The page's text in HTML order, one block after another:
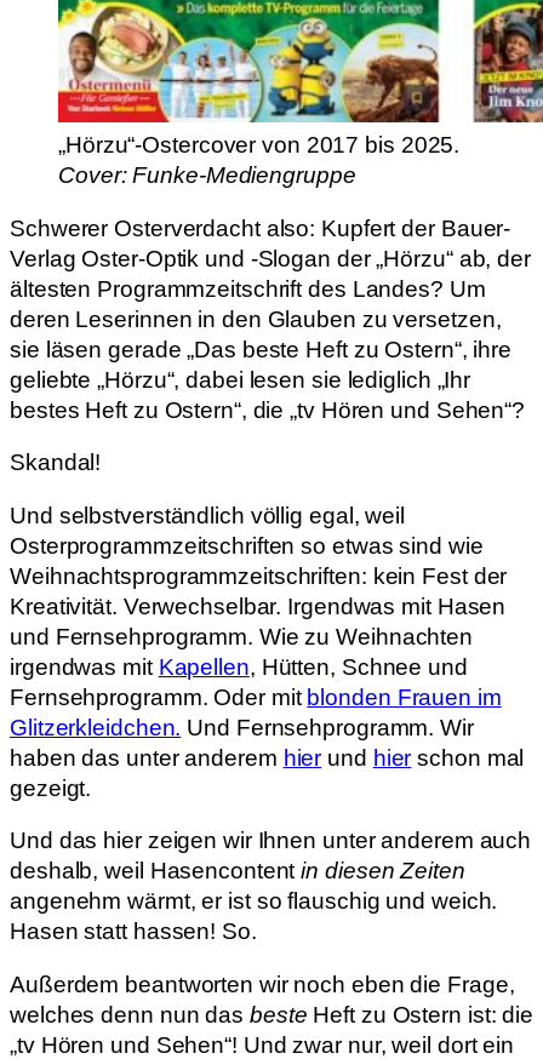
„Hörzu“-Ostercover von 2017 bis 2025.
Cover: Funke-Mediengruppe
Schwerer Osterverdacht also: Kupfert der Bauer-
Verlag Oster-Optik und -Slogan der „Hörzu“ ab, der
ältesten Programmzeitschrift des Landes? Um
deren Leserinnen in den Glauben zu versetzen,
sie läsen gerade „Das beste Heft zu Ostern“, ihre
geliebte „Hörzu“, dabei lesen sie lediglich „Ihr
bestes Heft zu Ostern“, die „tv Hören und Sehen“?
Skandal!
Und selbstverständlich völlig egal, weil
Osterprogrammzeitschriften so etwas sind wie
Weihnachtsprogrammzeitschriften: kein Fest der
Kreativität. Verwechselbar. Irgendwas mit Hasen
und Fernsehprogramm. Wie zu Weihnachten
irgendwas mit Kapellen, Hütten, Schnee und
Fernsehprogramm. Oder mit blonden Frauen im
Glitzerkleidchen. Und Fernsehprogramm. Wir
haben das unter anderem hier und hier schon mal
gezeigt.
Und das hier zeigen wir Ihnen unter anderem auch
deshalb, weil Hasencontentin diesen Zeiten
angenehm wärmt, er ist so flauschig und weich.
Hasen statt hassen! So.
Außerdem beantworten wir noch eben die Frage,
welches denn nun das beste Heft zu Ostern ist: die
„tv Hören und Sehen“! Und zwar nur, weil dort ein